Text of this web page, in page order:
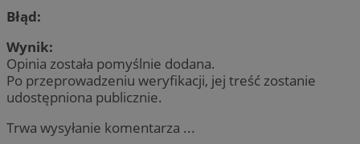
Błąd:
Wynik:
Opinia została pomyślnie dodana.
Po przeprowadzeniu weryfikacji, jej treść zostanie
udostępniona publicznie.
Trwa wysyłanie komentarza ...